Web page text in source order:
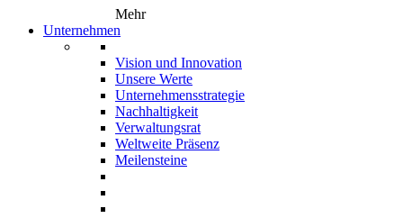
Mehr
Unternehmen
Vision und Innovation
Unsere Werte
Unternehmensstrategie
Nachhaltigkeit
Verwaltungsrat
Weltweite Präsenz
Meilensteine